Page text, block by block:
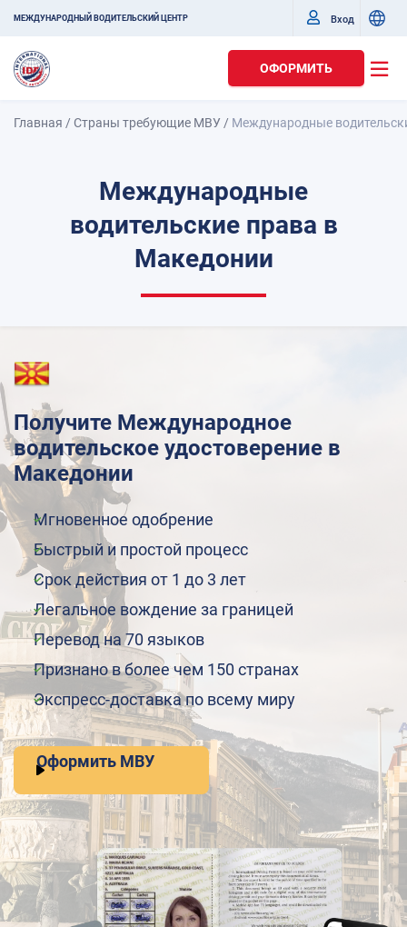
МЕЖДУНАРОДНЫЙ ВОДИТЕЛЬСКИЙ ЦЕНТР Вход
ОФОРМИТЬ
Главная /Страны требующие МВУ / Международные
Международные
водительские права в
Македонии
Получите Международное
водительское удостоверение в
Македонии
Мгновенное одобрение
Быстрый и простой процесс
Срок действия от 1 до 3 лет
Легальное вождение за границей
Перевод на 70 языков
Признано в более чем 150 странах
Экспресс-доставка по всему миру
Оформить МВУ